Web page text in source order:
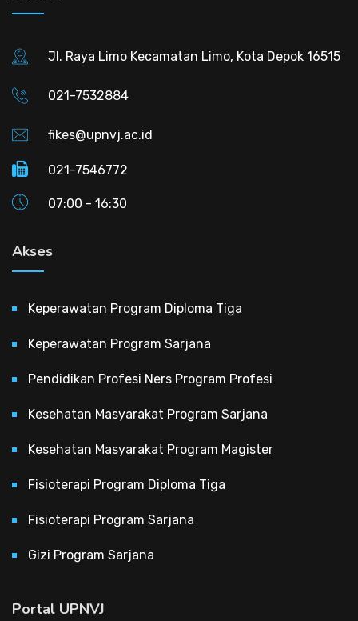
Jl. Raya Limo Kecamatan Limo, Kota Depok 16515
021-7532884
fikes@upnvj.ac.id
021-7546772
07:00 - 16:30
Akses
Keperawatan Program Diploma Tiga
Keperawatan Program Sarjana
Pendidikan Profesi Ners Program Profesi
Kesehatan Masyarakat Program Sarjana
Kesehatan Masyarakat Program Magister
Fisioterapi Program Diploma Tiga
Fisioterapi Program Sarjana
Gizi Program Sarjana
Portal UPNVJ